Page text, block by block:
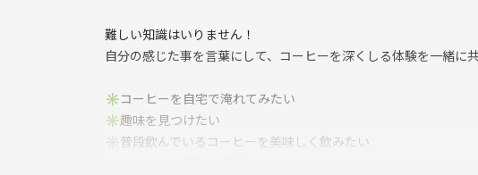
難しい知識はいりません！
自分の感じた事を言葉にして、コーヒーを深くしる体験を一緒に
✳︎コーヒーを自宅で淹れてみたい
✳︎趣味を見つけたい
✳︎普段飲んでいるコーヒーを美味しく飲みたい